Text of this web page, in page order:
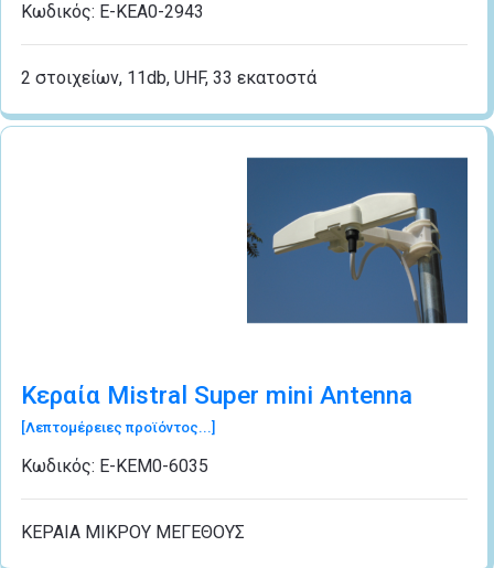
Κωδικός: Ε-ΚΕΑ0-2943
2 στοιχείων, 11db, UHF, 33 εκατοστά
Κεραία Mistral Super mini Antenna
[Λεπτομέρειες προϊόντος...]
Κωδικός: Ε-ΚΕΜ0-6035
ΚΕΡΑΙΑ ΜΙΚΡΟΥ ΜΕΓΕΘΟΥΣ